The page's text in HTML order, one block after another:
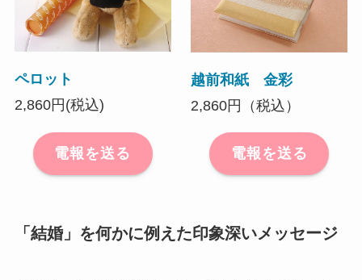
ペロット
2,860円(税込)
電報を送る
越前和紙 金彩
2,860円（税込）
電報を送る
「結婚」を何かに例えた印象深いメッセージ